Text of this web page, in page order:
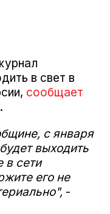
в свет в
сообщает
с января
выходить
в сети
его не
-